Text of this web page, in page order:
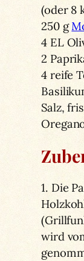
(oder 8
250 g
4 EL
2
4 reife
Salz,
1. Die
wird